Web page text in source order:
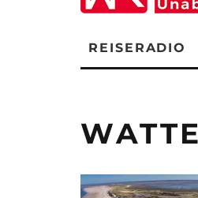
REISERADIO